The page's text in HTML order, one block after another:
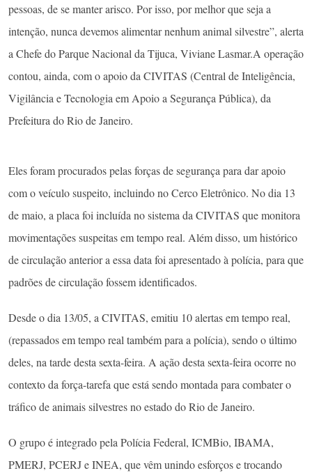
pessoas, de se manter arisco. Por isso, por melhor que seja a
intenção, nunca devemos alimentar nenhum animal silvestre”, alerta
a Chefe do Parque Nacional da Tijuca, Viviane Lasmar.A operação
contou, ainda, com o apoio da CIVITAS (Central de Inteligência,
Vigilância e Tecnologia em Apoio a Segurança Pública), da
Prefeitura do Rio de Janeiro.
Eles foram procurados pelas forças de segurança para dar apoio
com o veículo suspeito, incluindo no Cerco Eletrônico. No dia 13
de maio, a placa foi incluída no sistema da CIVITAS que monitora
movimentações suspeitas em tempo real. Além disso, um histórico
de circulação anterior a essa data foi apresentado à polícia, para que
padrões de circulação fossem identificados.
Desde o dia 13/05, a CIVITAS, emitiu 10 alertas em tempo real,
(repassados em tempo real também para a polícia), sendo o último
deles, na tarde desta sexta-feira. A ação desta sexta-feira ocorre no
contexto da força-tarefa que está sendo montada para combater o
tráfico de animais silvestres no estado do Rio de Janeiro.
O grupo é integrado pela Polícia Federal, ICMBio, IBAMA,
PMERJ, PCERJ e INEA, que vêm unindo esforços e trocando